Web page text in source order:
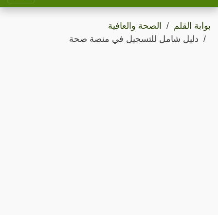
بوابة القلم
الصحة والعافية
دليل شامل للتسجيل في منصة صحة